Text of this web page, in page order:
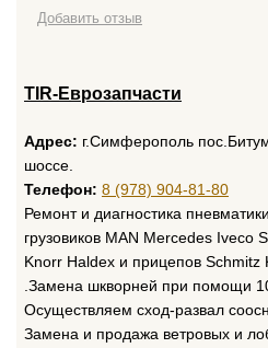
Добавить отзыв
TIR-Еврозапчасти
Адрес: г.Симферополь
шоссе.
Телефон: 8 (978) 904-81-80
Ремонт и диагностика
грузовиков MAN Mercedes Iveco
Knorr Haldex и прицепов Schmitz
.Замена шкворней при помощи
Осуществляем сход-развал
Замена и продажа ветровых и